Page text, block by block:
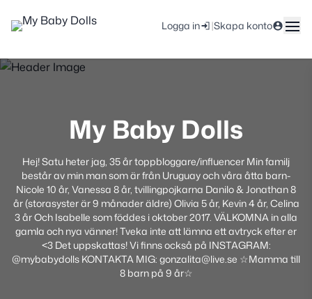
Logga in |Skapa konto
My Baby Dolls
Hej! Satu heter jag, 35 år toppbloggare/influencer Min familj
består av min man som är från Uruguay och våra åtta barn-
Nicole 10 år, Vanessa 8 år, tvillingpojkarna Danilo & Jonathan 8
år (storasyster är 9 månader äldre) Olivia 5 år, Kevin 4 år, Celina
3 år Och Isabelle som föddes i oktober 2017. VÄLKOMNA in alla
gamla och nya vänner! Tveka inte att lämna ett avtryck efter er
<3 Det uppskattas! Vi finns också på INSTAGRAM:
@mybabydolls KONTAKTA MIG: gonzalita@live.se ☆Mamma till
8 barn på 9 år☆